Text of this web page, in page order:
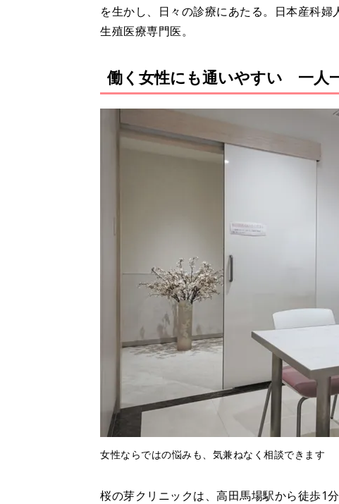
を生かし、日々の診療にあたる。日本産科
生殖医療専門医。
働く女性にも通いやすい 一人
女性ならではの悩みも、気兼ねなく相談できます
桜の芽クリニックは、高田馬場駅から徒歩1